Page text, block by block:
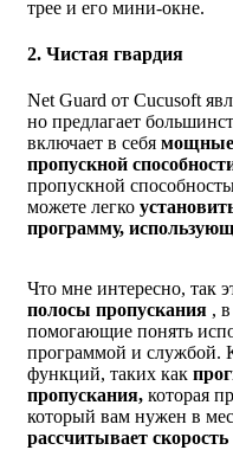
трее и его мини-окне.
2. Чистая гвардия
Net Guard от Cucusoft
но предлагает
включает в себя мощные
пропускной
пропускной
можете легко
программу,
Что мне интересно, так
полосы пропускания ,
помогающие понять
программой и службой.
функций, таких как
пропускания, которая
который вам нужен в
рассчитывает скорость